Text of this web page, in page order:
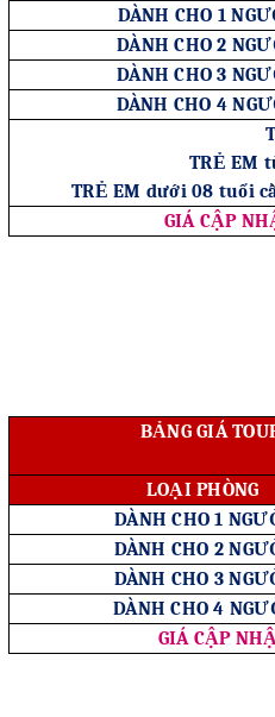
DÀNH CHO 1
DÀNH CHO 2
DÀNH CHO 3
DÀNH CHO 4
TRẺ EM
TRẺ EM dưới 08 tuổi
GIÁ CẬP
BẢNG GIÁ
LOẠI PHÒNG
DÀNH CHO 1
DÀNH CHO 2
DÀNH CHO 3
DÀNH CHO 4
GIÁ CẬP